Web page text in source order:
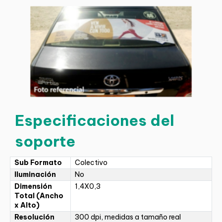
Especificaciones del
soporte
Sub Formato
Colectivo
Iluminación
No
Dimensión
Total (Ancho
x Alto)
1,4X0,3
Resolución
300 dpi, medidas a tamaño real